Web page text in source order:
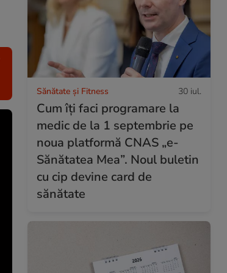
Sănătate și Fitness 30 iul.
Cum îți faci programare la
medic de la 1 septembrie pe
noua platformă CNAS „e-
Sănătatea Mea”. Noul buletin
cu cip devine card de
sănătate